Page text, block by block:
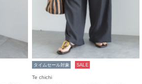
タイムセール対象 SALE
Te chichi